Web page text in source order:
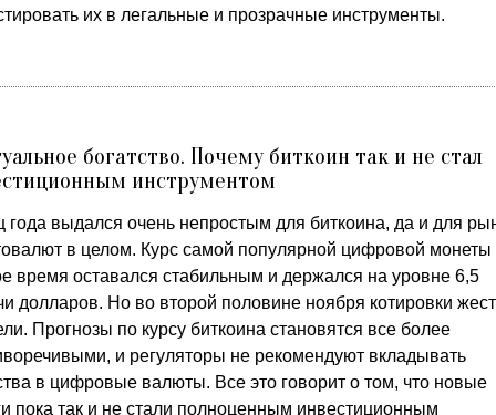
их в легальные и прозрачные инструменты.
богатство. Почему биткоин так и не стал
инструментом
года выдался очень непростым для биткоина, да и для
в целом. Курс самой популярной цифровой монеты
время оставался стабильным и держался на уровне 6,5
долларов. Но во второй половине ноября котировки
Прогнозы по курсу биткоина становятся все более
и регуляторы не рекомендуют вкладывать
в цифровые валюты. Все это говорит о том, что новые
пока так и не стали полноценным инвестиционным